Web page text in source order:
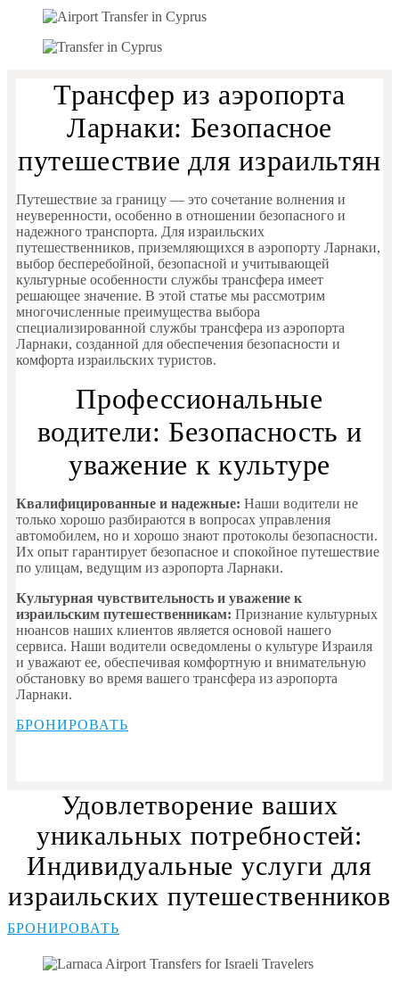
Трансфер из аэропорта
Ларнаки: Безопасное
путешествие для израильтян
Путешествие за границу — это сочетание волнения и
неуверенности, особенно в отношении безопасного и
надежного транспорта. Для израильских
путешественников, приземляющихся в аэропорту Ларнаки,
выбор бесперебойной, безопасной и учитывающей
культурные особенности службы трансфера имеет
решающее значение. В этой статье мы рассмотрим
многочисленные преимущества выбора
специализированной службы трансфера из аэропорта
Ларнаки, созданной для обеспечения безопасности и
комфорта израильских туристов.
Профессиональные
водители: Безопасность и
уважение к культуре
Квалифицированные и надежные: Наши водители не
только хорошо разбираются в вопросах управления
автомобилем, но и хорошо знают протоколы безопасности.
Их опыт гарантирует безопасное и спокойное путешествие
по улицам, ведущим из аэропорта Ларнаки.
Культурная чувствительность и уважение к
израильским путешественникам: Признание культурных
нюансов наших клиентов является основой нашего
сервиса. Наши водители осведомлены о культуре Израиля
и уважают ее, обеспечивая комфортную и внимательную
обстановку во время вашего трансфера из аэропорта
Ларнаки.
БРОНИРОВАТЬ
Удовлетворение ваших
уникальных потребностей:
Индивидуальные услуги для
израильских путешественников
БРОНИРОВАТЬ